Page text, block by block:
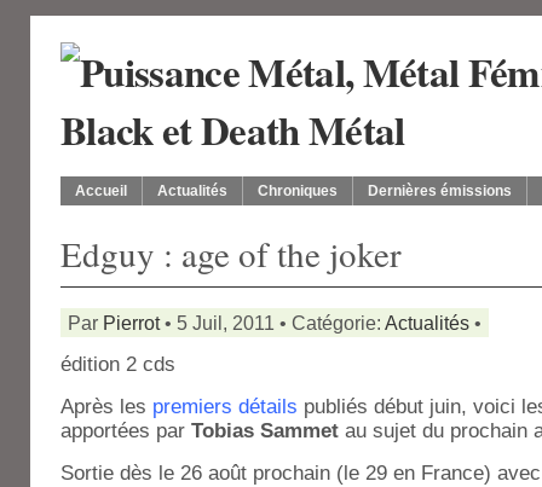
Accueil Actualités Chroniques Dernières émissions
Edguy : age of the joker
Par Pierrot• 5 Juil, 2011 • Catégorie: Actualités •
édition 2 cds
Après les premiers détails publiés début juin, voici
apportées par Tobias Sammet au sujet du prochain
Sortie dès le 26 août prochain (le 29 en France)